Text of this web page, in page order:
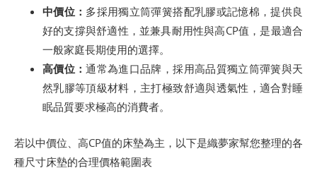
中價位： 多採用獨立筒彈簧搭配乳膠或記憶棉，提供良
好的支撐與舒適性，並兼具耐用性與高CP值，是最適合
一般家庭長期使用的選擇。
高價位：通常為進口品牌，採用高品質獨立筒彈簧與天
然乳膠等頂級材料，主打極致舒適與透氣性，適合對睡
眠品質要求極高的消費者。
若以中價位、高CP值的床墊為主，以下是織夢家幫您整理的各
種尺寸床墊的合理價格範圍表